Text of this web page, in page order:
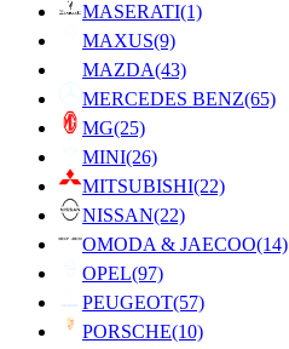
MASERATI(1)
MAXUS(9)
MAZDA(43)
MERCEDES BENZ(65)
MG(25)
MINI(26)
MITSUBISHI(22)
NISSAN(22)
OMODA & JAECOO(14)
OPEL(97)
PEUGEOT(57)
PORSCHE(10)